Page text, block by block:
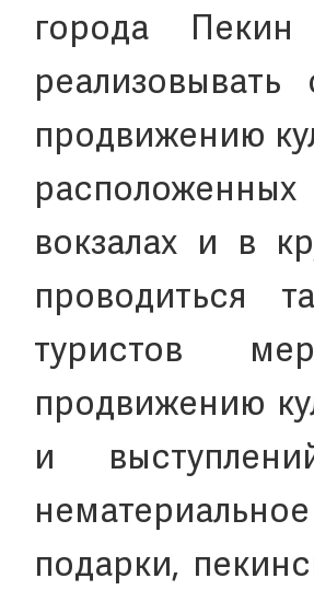
города
продвижению
вокзалах и в
проводиться
туристов
продвижению
и
подарки,